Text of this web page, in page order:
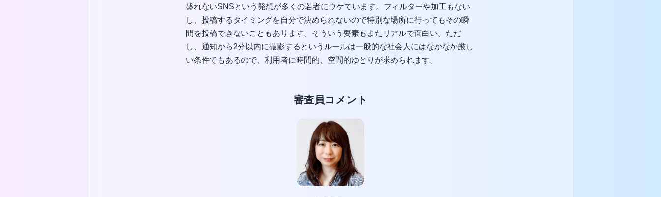
盛れないSNSという発想が多くの若者にウケています。フィルターや加工もない
し、投稿するタイミングを自分で決められないので特別な場所に行ってもその瞬
間を投稿できないこともあります。そういう要素もまたリアルで面白い。ただ
し、通知から2分以内に撮影するというルールは一般的な社会人にはなかなか厳し
い条件でもあるので、利用者に時間的、空間的ゆとりが求められます。
審査員コメント